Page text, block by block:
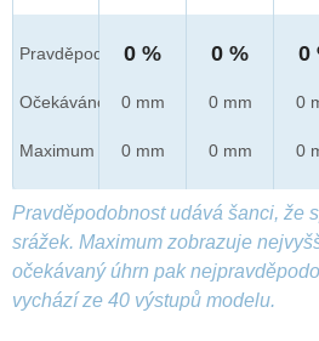
Pravděpod.
Očekáváno
Maximum
0 %
0 mm
0 mm
0 %
0 mm
0 mm
0
0
0
Pravděpodobnost udává šanci, že
srážek. Maximum zobrazuje
očekávaný úhrn pak
vychází ze 40 výstupů modelu.